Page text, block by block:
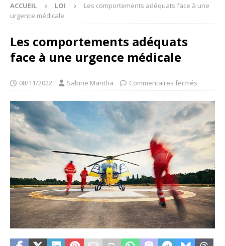
ACCUEIL LOI
Les comportements adéquats face à une
urgence médicale
Les comportements adéquats
face à une urgence médicale
08/11/2022 Sabine Mantha Commentaires fermés